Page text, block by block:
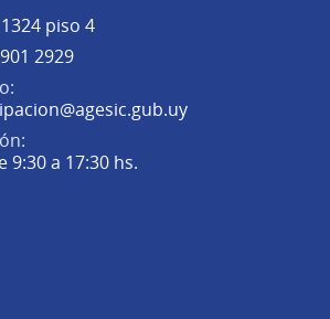
piso 4
2929
(Abrir en una
9:30 a 17:30 hs.
Ciudadana Digital en X
Ciudadana Digital en Facebook
Participación Ciudadana Digital en